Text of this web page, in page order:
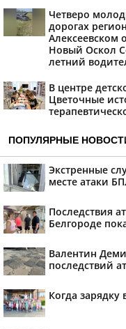
Четверо
дорогах
Алексеевском
Новый Оскол
летний
В центре
Цветочные
ПОПУЛЯРНЫЕ
Экстренные
месте атаки
Последствия
Белгороде
Валентин
последствий
Когда зарядку